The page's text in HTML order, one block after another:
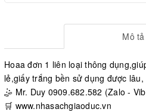
Mô tả
Hoaa đơn 1 liên loại thông
lẻ,giấy trắng bền sử dụng được
🤹 Mr. Duy 0909.682.582 (Zalo -
🛒 www.nhasachgiaoduc.vn